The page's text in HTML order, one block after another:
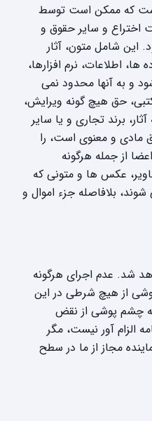
که ممکن است توسط
اختراع و سایر حقوق و
شامل متون، آثار
اطلاعات، نرم افزارها،
و به آنها محدود نمی
حق هیچ گونه ویرایش،
برند تجاری و یا سایر
مادی و معنوی است، را
از جمله هرگونه
عکس ها و متونی که
بلافاصله جزء اموال و
شد. عدم اجرای هرگونه
از هیچ شرطی در این
چشم پوشی از نقض
الزام آور نیست، مگر
مجاز از ما در سطح